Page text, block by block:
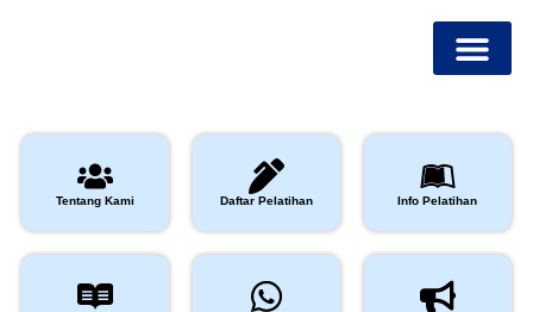
Tentang Kami Daftar Pelatihan Info Pelatihan